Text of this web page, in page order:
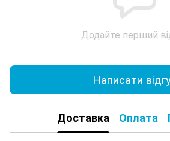
Додайте перший
Написати
Доставка Оплата